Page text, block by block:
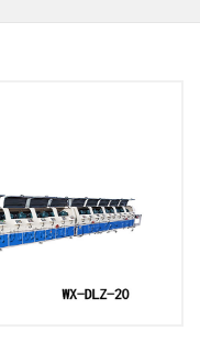
＂对接＂工业4.0＂
[2022-